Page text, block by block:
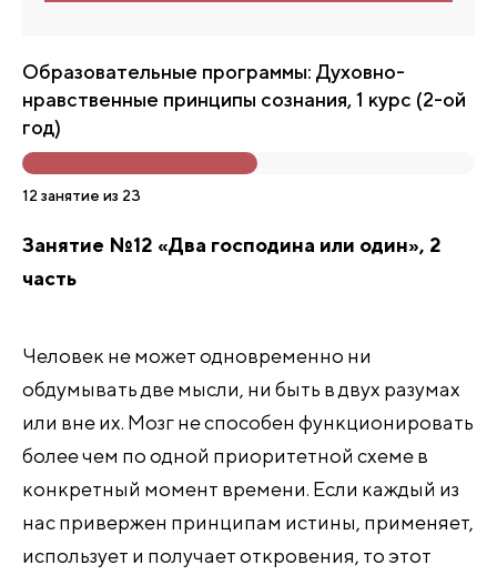
Образовательные программы: Духовно-
нравственные принципы сознания, 1 курс (2-ой
год)
12 занятие из 23
Занятие №12 «Два господина или один», 2
часть
Человек не может одновременно ни
обдумывать две мысли, ни быть в двух разумах
или вне их. Мозг не способен функционировать
более чем по одной приоритетной схеме в
конкретный момент времени. Если каждый из
нас привержен принципам истины, применяет,
использует и получает откровения, то этот